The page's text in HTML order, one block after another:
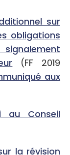
sur
obligations
(FF 2019
aux
au Conseil
la révision